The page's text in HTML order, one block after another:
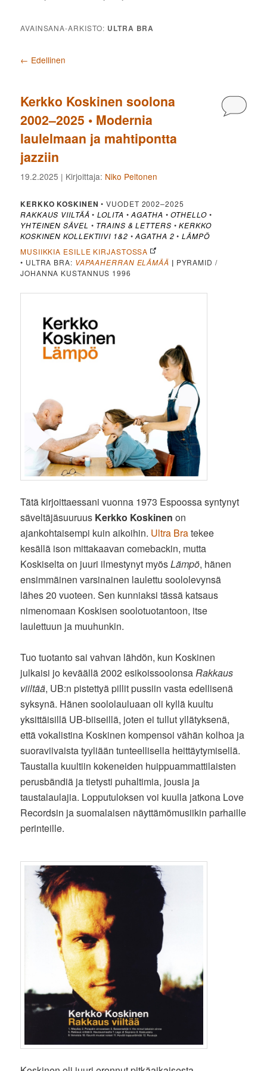
AVAINSANA-ARKISTO: ULTRA BRA
Artikkelien selaus
← Edellinen
Kerkko Koskinen soolona
2002–2025 • Modernia
laulelmaan ja mahtipontta
jazziin
19.2.2025 | Kirjoittaja: Niko Peltonen
KERKKO KOSKINEN • VUODET 2002–2025
RAKKAUS VIILTÄÄ •LOLITA •AGATHA •OTHELLO•
YHTEINEN SÄVEL • TRAINS & LETTERS •KERKKO
KOSKINEN KOLLEKTIIVI 1&2 •AGATHA 2 •LÄMPÖ
MUSIIKKIA ESILLE KIRJASTOSSA
• ULTRA BRA: VAPAAHERRAN ELÄMÄÄ | PYRAMID /
JOHANNA KUSTANNUS 1996
Tätä kirjoittaessani vuonna 1973 Espoossa syntynyt
säveltäjäsuuruus Kerkko Koskinen on
ajankohtaisempi kuin aikoihin. Ultra Bratekee
kesällä ison mittakaavan comebackin, mutta
Koskiselta on juuri ilmestynyt myösLämpö, hänen
ensimmäinen varsinainen laulettu soololevynsä
lähes 20 vuoteen. Sen kunniaksi tässä katsaus
nimenomaan Koskisen soolotuotantoon, itse
laulettuun ja muuhunkin.
Tuo tuotanto sai vahvan lähdön, kun Koskinen
julkaisi jo keväällä 2002 esikoissoolonsaRakkaus
viiltää, UB:n pistettyä pillit pussiin vasta edellisenä
syksynä. Hänen soololauluaan oli kyllä kuultu
yksittäisillä UB-biiseillä, joten ei tullut yllätyksenä,
että vokalistina Koskinen kompensoi vähän kolhoa ja
suoraviivaista tyyliään tunteellisella heittäytymisellä.
Taustalla kuultiin kokeneiden huippuammattilaisten
perusbändiä ja tietysti puhaltimia, jousia ja
taustalaulajia. Lopputuloksen voi kuulla jatkona Love
Recordsin ja suomalaisen näyttämömusiikin parhaille
perinteille.